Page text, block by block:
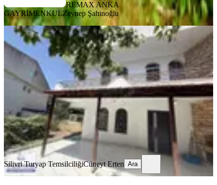
REMAX ANKA
GAYRİMENKULZeynep Şahinoğlu
KOMBİLİ
Silivri Parkköy De Kiralık Triplex
Villa
Silivri, Cumhuriyet Mahallesi
3+1 ·190 m²·02.08.2026
50.000 ₺
Silivri Turyap Temsilciliği Cüneyt Erten
Ara
Silivri Turyap TemsilciliğiCüneyt Erten Ara